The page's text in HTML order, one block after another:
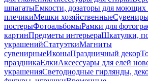
шпагатыЕмкости, дозаторы для моющих
плечикиМешки хозяйственные
постерыФотоальбомыРамки для
картинПредметы интерьераШкатулки,
украшенийСтатуэткиМагниты
сувенирныеИконыПраздничный декор
праздникаЕлкиАксессуары для елей
украшенияСветодиодные гирлянды,